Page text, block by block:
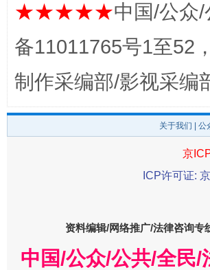
★★★★★中国/公众
备11011765号1至52
制作采编部/影视采编
关于我们 公
京
ICP许可证:
资料编辑/网络推广/法律咨询专
中国/公众/公共/全民